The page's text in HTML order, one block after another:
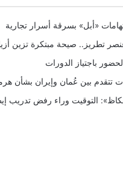
تطريز.. صيحة مبتكرة تزين أزياء
باجتياز الدورات
تتقدم بين عُمان وإيران بشأن
التوقيت وراء رفض تدريب